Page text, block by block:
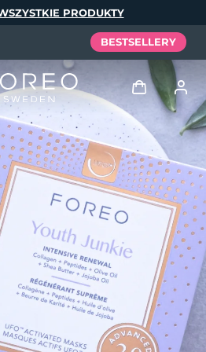
PRODUKTY
BESTSELLERY
Zaloguj
Profil użytkownika
Moje urządzenia
Moje zamówienia
Moje adresy
Moje subskrypcje
Tech Elixir
Set
Español
Português
Русский
文 繁體中文